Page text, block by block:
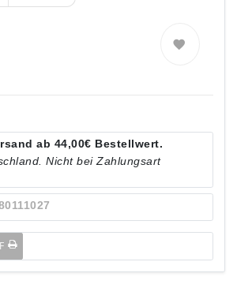
ab 44,00€ Bestellwert.
Nicht bei Zahlungsart